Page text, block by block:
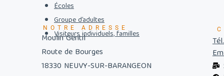
Écoles
Groupe d’adultes
Visiteurs individuels, familles
NOTRE ADRESSE
Moulin Gentil
Route de Bourges
18330 NEUVY-SUR-BARANGEON